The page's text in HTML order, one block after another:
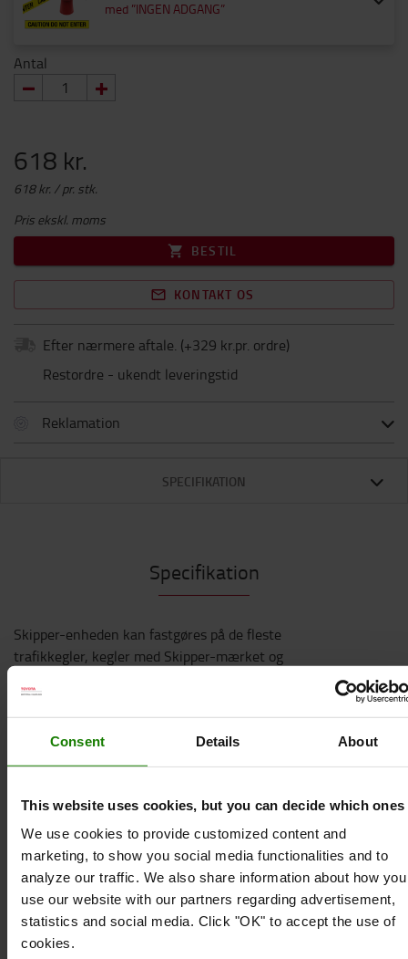
Consent Details About
This website uses cookies, but you can decide which ones
We use cookies to provide customized content and
marketing, to show you social media functionalities and to
analyze our traffic. We also share information about how you
use our website with our partners regarding advertisement,
statistics and social media. Click "OK" to accept the use of
cookies.
med ”INGEN ADGANG”
Antal
618 kr.
618 kr. / pr. stk.
Pris ekskl. moms
BESTIL
KONTAKT OS
Efter nærmere aftale. (+329 kr.pr. ordre)
Restordre - ukendt leveringstid
Reklamation
SPECIFIKATION
Specifikation
Skipper-enheden kan fastgøres på de fleste
trafikkegler, kegler med Skipper-mærket og
direkte på vægge og magnetiske overflader ved
hjælp af et holdebeslag.
Skipper stolpe og basesystem
Skipper modtagerclips
Skipper genopladelig sikkerhedslampe
Skipper trafikkegle
Skipper holdebeslag